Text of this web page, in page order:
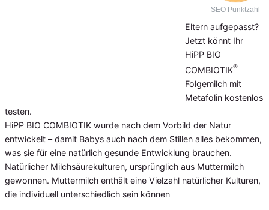
SEO Punktzahl
Eltern aufgepasst?
Jetzt könnt Ihr
HiPP BIO
COMBIOTIK®
Folgemilch mit
Metafolin kostenlos
testen.
HiPP BIO COMBIOTIK wurde nach dem Vorbild der Natur
entwickelt – damit Babys auch nach dem Stillen alles bekommen,
was sie für eine natürlich gesunde Entwicklung brauchen.
Natürlicher Milchsäurekulturen, ursprünglich aus Muttermilch
gewonnen. Muttermilch enthält eine Vielzahl natürlicher Kulturen,
die individuell unterschiedlich sein können